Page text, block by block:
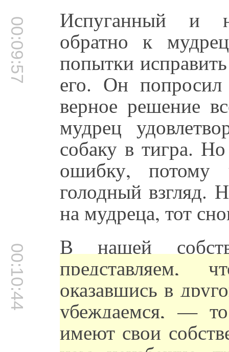
00:09:57 Испуганный и
обратно к
попытки
его. Он попросил
верное решение
мудрец
собаку в тигра.
ошибку, потому
голодный взгляд.
на мудреца, тот
00:10:44 В нашей
оказавшись в
убеждаемся, —
имеют свои